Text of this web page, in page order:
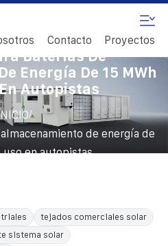
Contacto Proyectos
Baterías De
Energía De 15 MWh
Autopistas
/
de energía de
uso en autopistas
tejados comerciales solar
sistema solar